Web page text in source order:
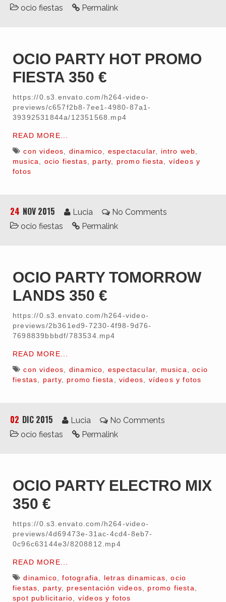
ocio fiestas
Permalink
OCIO PARTY HOT PROMO
FIESTA 350 €
https://0.s3.envato.com/h264-video-
previews/c657f2b8-7ee1-4980-87a1-
39392531844a/12351568.mp4
READ MORE...
con videos
dinamico espectacular intro web
musica
ocio fiestas party promo fiesta
vídeos y
fotos
24 NOV 2015 Lucia
No Comments
ocio fiestas
Permalink
OCIO PARTY TOMORROW
LANDS 350 €
https://0.s3.envato.com/h264-video-
previews/2b361ed9-7230-4f98-9d76-
7698839bbbdf/783534.mp4
READ MORE...
con videos, dinamico, espectacular, musica,ocio
fiestas, party, promo fiesta,videos, vídeos y fotos
02 DIC 2015 Lucia
No Comments
ocio fiestas
Permalink
OCIO PARTY ELECTRO MIX
350 €
https://0.s3.envato.com/h264-video-
previews/4d69473e-31ac-4cd4-8eb7-
0c96c63144e3/8208812.mp4
READ MORE...
dinamico,fotografia, letras dinamicas,ocio
fiestas, party, presentación videos, promo fiesta,
spot publicitario, vídeos y fotos